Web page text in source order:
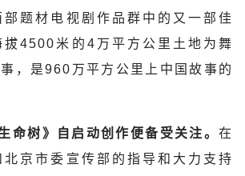
部题材电视剧作品群中的又一部佳
拔4500米的4万平方公里土地为舞
，是960万平方公里上中国故事的
命树》自启动创作便备受关注。在
北京市委宣传部的指导和大力支持